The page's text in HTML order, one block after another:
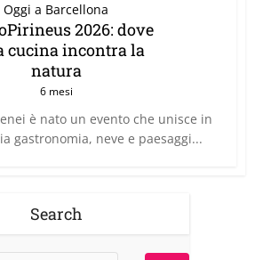
Oggi a Barcellona
2026: dove
cucina incontra la
natura
6 mesi
è nato un evento che unisce in
gastronomia, neve e paesaggi...
Search